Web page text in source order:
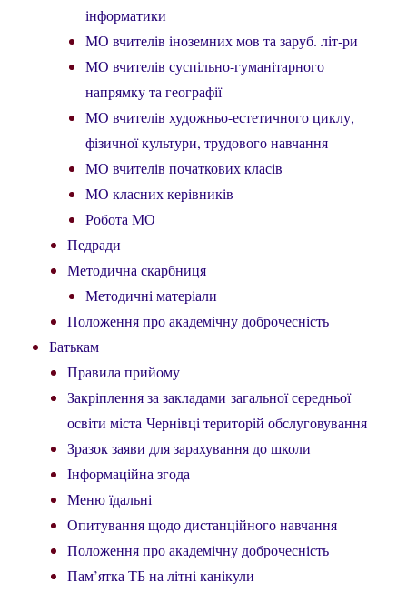
інформатики
МО вчителів іноземних мов та заруб. літ-ри
МО вчителів суспільно-гуманітарного
напрямку та географії
МО вчителів художньо-естетичного циклу,
фізичної культури, трудового навчання
МО вчителів початкових класів
МО класних керівників
Робота МО
Педради
Методична скарбниця
Методичні матеріали
Положення про академічну доброчесність
Батькам
Правила прийому
Закріплення за закладами загальної середньої
освіти міста Чернівці територій обслуговування
Зразок заяви для зарахування до школи
Інформаційна згода
Меню їдальні
Опитування щодо дистанційного навчання
Положення про академічну доброчесність
Пам’ятка ТБ на літні канікули